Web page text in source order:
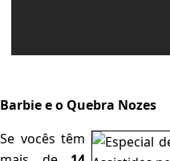
Barbie e o Quebra Nozes
Se vocês têm